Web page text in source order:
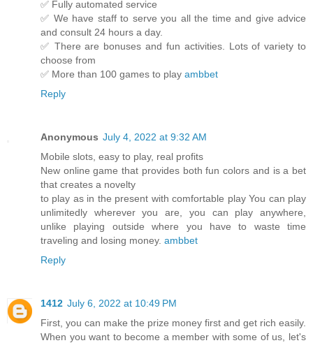
✅ Fully automated service
✅ We have staff to serve you all the time and give advice
and consult 24 hours a day.
✅ There are bonuses and fun activities. Lots of variety to
choose from
✅ More than 100 games to play ambbet
Reply
Anonymous July 4, 2022 at 9:32 AM
Mobile slots, easy to play, real profits
New online game that provides both fun colors and is a bet
that creates a novelty
to play as in the present with comfortable play You can play
unlimitedly wherever you are, you can play anywhere,
unlike playing outside where you have to waste time
traveling and losing money. ambbet
Reply
1412 July 6, 2022 at 10:49 PM
First, you can make the prize money first and get rich easily.
When you want to become a member with some of us, let's